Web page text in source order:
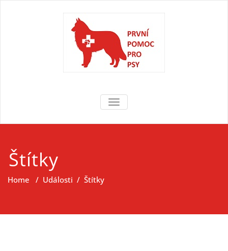
První pomoc
pro psy
První pomoc pro psy
TOGGLE NAVIGATION
Štítky
Home / Události / Štítky